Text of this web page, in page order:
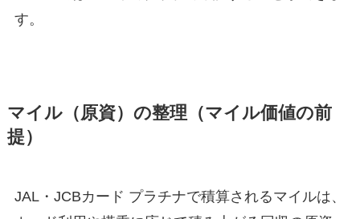
す。
マイル（原資）の整理（マイル価値の前
提）
JAL・JCBカード プラチナで積算されるマイルは、